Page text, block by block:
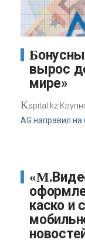
Бонусный пул Deutsche Bank
вырос
мире»
Kapital.kz
AG направил
«М.Видео-Эльдорадо» начало
каско и